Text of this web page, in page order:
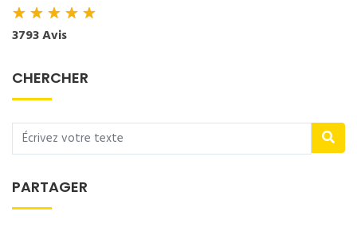
★★★★★
3793 Avis
CHERCHER
PARTAGER